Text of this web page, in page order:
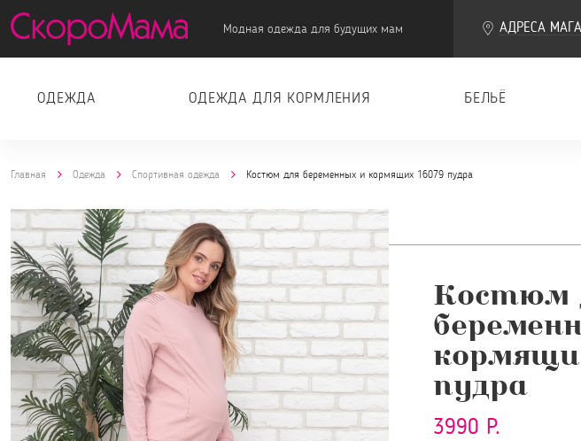
Модная одежда для будущих мам АДРЕСА
ОДЕЖДА ОДЕЖДА ДЛЯ КОРМЛЕНИЯ БЕЛЬЁ
Главная Одежда Спортивная одежда Костюм для беременных и кормящих 16079 пудра
Костюм
пудра
3990 Р.